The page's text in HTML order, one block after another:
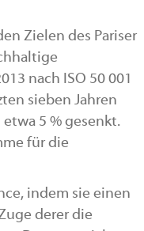
Zielen des Pariser
nach ISO 50 001
sieben Jahren
5 % gesenkt.
für die
indem sie einen
derer die